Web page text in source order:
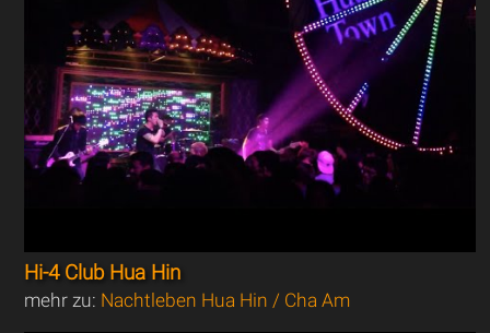
Hi-4 Club Hua Hin
mehr zu: Nachtleben Hua Hin / Cha Am